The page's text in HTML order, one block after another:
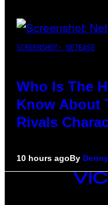
SCREENSHOT: NETEASE
Who Is The
Know About
Rivals
10 hours agoBy
VICE
MEDIA